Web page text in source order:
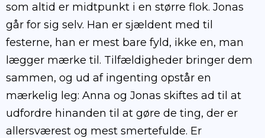
som altid er midtpunkt i en større flok. Jonas
går for sig selv. Han er sjældent med til
festerne, han er mest bare fyld, ikke en, man
lægger mærke til. Tilfældigheder bringer dem
sammen, og ud af ingenting opstår en
mærkelig leg: Anna og Jonas skiftes ad til at
udfordre hinanden til at gøre de ting, der er
allersværest og mest smertefulde. Er